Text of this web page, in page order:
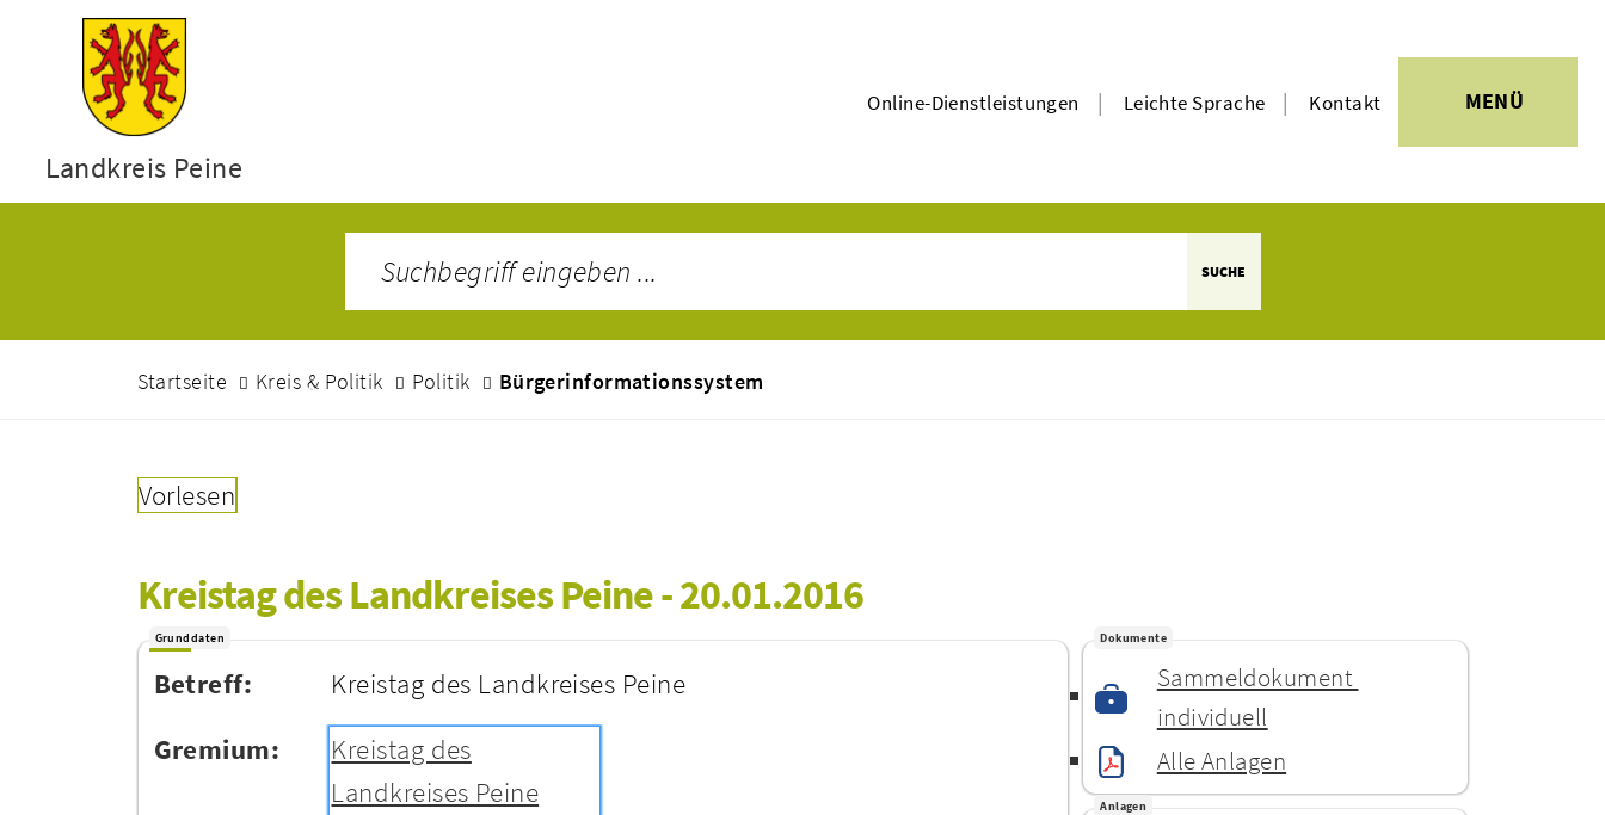
Landkreis Peine
Online-Dienstleistungen | Leichte Sprache | Kontakt MENÜ
SUCHE
Startseite Kreis & Politik Politik Bürgerinformationssystem
Vorlesen
Kreistag des Landkreises Peine - 20.01.2016
Grunddaten
Betreff:
Kreistag des Landkreises Peine
Gremium:
Kreistag des
Landkreises Peine
Dokumente
Sammeldokument
individuell
Alle Anlagen
Anlagen